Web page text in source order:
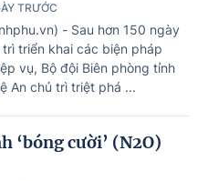
TRƯỚC
- Sau hơn 150 ngày
trì triển khai các biện pháp
vụ, Bộ đội Biên phòng tỉnh
An chủ trì triệt phá ...
‘bóng cười’ (N2O)